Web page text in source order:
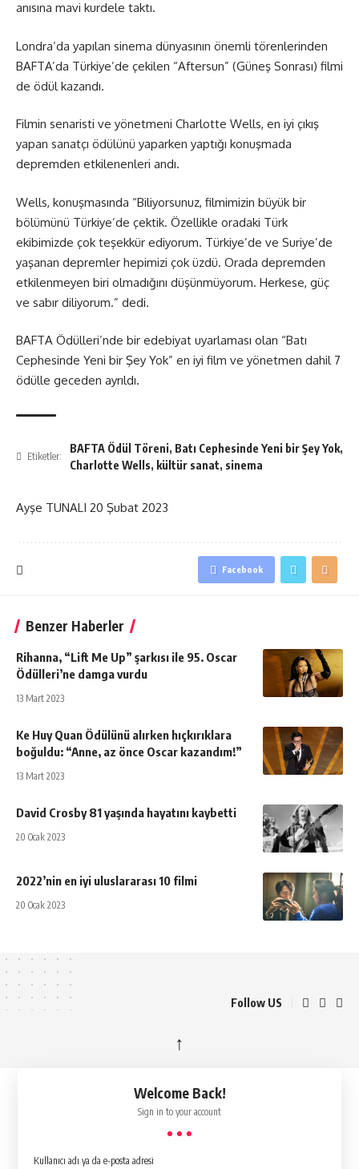
anısına mavi kurdele taktı.
Londra’da yapılan sinema dünyasının önemli törenlerinden
BAFTA’da Türkiye’de çekilen “Aftersun” (Güneş Sonrası) filmi
de ödül kazandı.
Filmin senaristi ve yönetmeni Charlotte Wells, en iyi çıkış
yapan sanatçı ödülünü yaparken yaptığı konuşmada
depremden etkilenenleri andı.
Wells, konuşmasında “Biliyorsunuz, filmimizin büyük bir
bölümünü Türkiye’de çektik. Özellikle oradaki Türk
ekibimizde çok teşekkür ediyorum. Türkiye’de ve Suriye’de
yaşanan depremler hepimizi çok üzdü. Orada depremden
etkilenmeyen biri olmadığını düşünmüyorum. Herkese, güç
ve sabır diliyorum.” dedi.
BAFTA Ödülleri’nde bir edebiyat uyarlaması olan “Batı
Cephesinde Yeni bir Şey Yok” en iyi film ve yönetmen dahil 7
ödülle geceden ayrıldı.
Etiketler:
BAFTA Ödül Töreni, Batı Cephesinde Yeni bir Şey Yok,
Charlotte Wells, kültür sanat, sinema
Ayşe TUNALI 20 Şubat 2023
Facebook
Benzer Haberler
Rihanna, “Lift Me Up” şarkısı ile 95. Oscar
Ödülleri’ne damga vurdu
13 Mart 2023
Ke Huy Quan Ödülünü alırken hıçkırıklara
boğuldu: “Anne, az önce Oscar kazandım!”
13 Mart 2023
David Crosby 81 yaşında hayatını kaybetti
20 Ocak 2023
2022’nin en iyi uluslararası 10 filmi
20 Ocak 2023
Follow US
↑
Welcome Back!
Sign in to your account
Kullanıcı adı ya da e-posta adresi